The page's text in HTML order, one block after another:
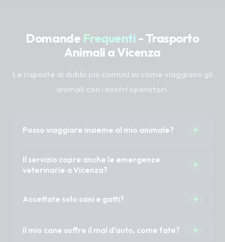
Domande Frequenti - Trasporto
Animali a Vicenza
Le risposte ai dubbi più comuni su come viaggiano gli
animali con i nostri operatori.
Posso viaggiare insieme al mio animale? +
possono accompagnare il proprio animale
prenotazione per organizzare i posti a sedere.
Il servizio copre anche le emergenze
veterinarie a Vicenza?
+
abbiamo sirene mediche). Tuttavia, previa
certamente trasportare in modo rapido e sicuro
Accettate solo cani e gatti? +
anche animali esotici, conigli, roditori o uccelli.
Il mio cane soffre il mal d'auto, come fate? +